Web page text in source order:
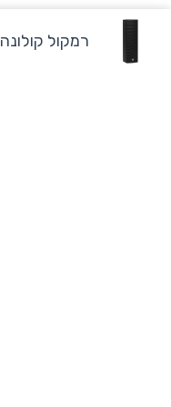
רמקול קולונה 6×2 אינץ פאסיבית Two-Way בצבע...